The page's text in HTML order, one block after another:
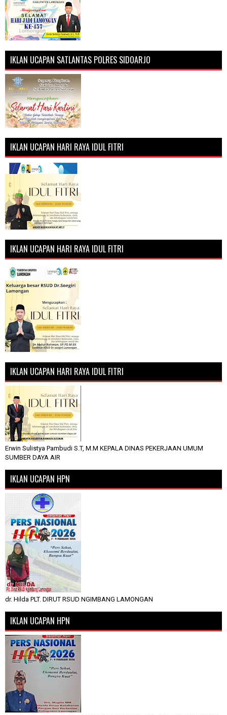
IKLAN UCAPAN SATLANTAS POLRES SIDOARJO
IKLAN UCAPAN HARI RAYA IDUL FITRI
IKLAN UCAPAN HARI RAYA IDUL FITRI
IKLAN UCAPAN HARI RAYA IDUL FITRI
Erwin Sulistya Pambudi S.T, M.M KEPALA DINAS PEKERJAAN UMUM
SUMBER DAYA AIR
IKLAN UCAPAN HPN
dr. Hilda PLT. DIRUT RSUD NGIMBANG LAMONGAN
IKLAN UCAPAN HPN